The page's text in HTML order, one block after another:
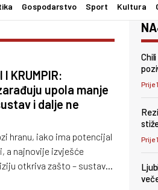
Gospodarstvo Sport Kultura
I KRUMPIR:
upola manje
i dalje ne
hranu, iako ima potencijal
a najnovije izvješće
otkriva zašto – sustav
proizvodnja stagnira, a
Prije
Prije